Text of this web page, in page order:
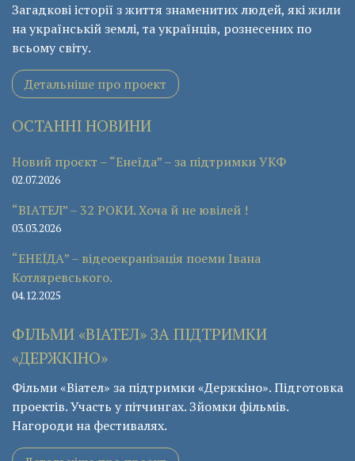
Загадкові історії з життя знаменитих людей, які жили
на українській землі, та українців, рознесених по
всьому світу.
Детальніше про проект
ОСТАННІ НОВИНИ
Новий проєкт – “Енеїда” – за підтримки УКФ
02.07.2026
“ВІАТЕЛ” – 32 РОКИ. Хоча й не ювілей !
03.03.2026
“ЕНЕЇДА” – відеоекранізація поеми Івана
Котляревського.
04.12.2025
ФІЛЬМИ «ВІАТЕЛ» ЗА ПІДТРИМКИ
«ДЕРЖКІНО»
Фільми «Віател» за підтримки «Держкіно». Підготовка
проектів. Участь у пітчингах. Зйомки фільмів.
Нагороди на фестивалях.